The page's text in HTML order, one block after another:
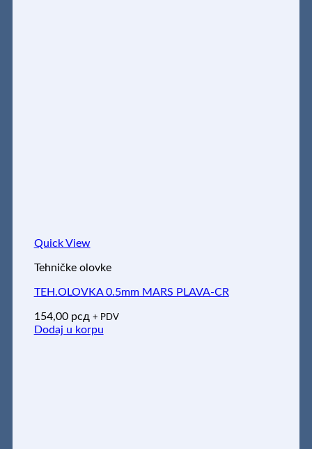
Quick View
Tehničke olovke
TEH.OLOVKA 0.5mm MARS PLAVA-CR
154,00 рсд + PDV
Dodaj u korpu